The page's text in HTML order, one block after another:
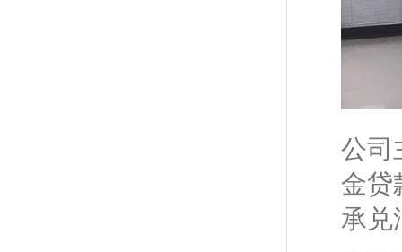
公司
金贷
承兑